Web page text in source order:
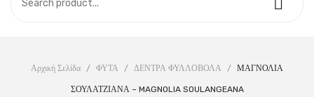
ΕΠΙΚΟΙΝΩΝΊΑ
Αρχική Σελίδα / ΦΥΤΑ / ΔΕΝΤΡΑ ΦΥΛΛΟΒΟΛΑ / ΜΑΓΝΟΛΙΑ
ΣΟΥΛΑΤΖΙΑΝΑ – MAGNOLIA SOULANGEANA